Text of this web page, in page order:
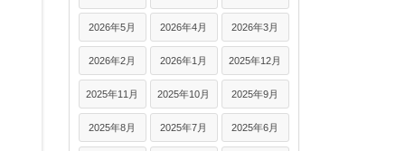
2026年5月 2026年4月 2026年3月
2026年2月 2026年1月 2025年12月
2025年11月 2025年10月 2025年9月
2025年8月 2025年7月 2025年6月